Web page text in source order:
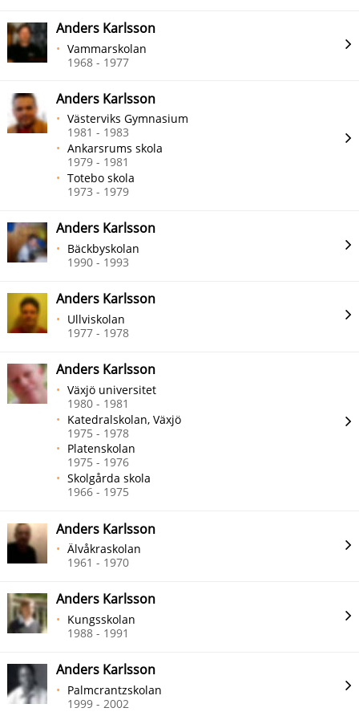
Anders Karlsson
Vammarskolan
1968 - 1977
Anders Karlsson
Västerviks Gymnasium
1981 - 1983
Ankarsrums skola
1979 - 1981
Totebo skola
1973 - 1979
Anders Karlsson
Bäckbyskolan
1990 - 1993
Anders Karlsson
Ullviskolan
1977 - 1978
Anders Karlsson
Växjö universitet
1980 - 1981
Katedralskolan, Växjö
1975 - 1978
Platenskolan
1975 - 1976
Skolgårda skola
1966 - 1975
Anders Karlsson
Älvåkraskolan
1961 - 1970
Anders Karlsson
Kungsskolan
1988 - 1991
Anders Karlsson
Palmcrantzskolan
1999 - 2002